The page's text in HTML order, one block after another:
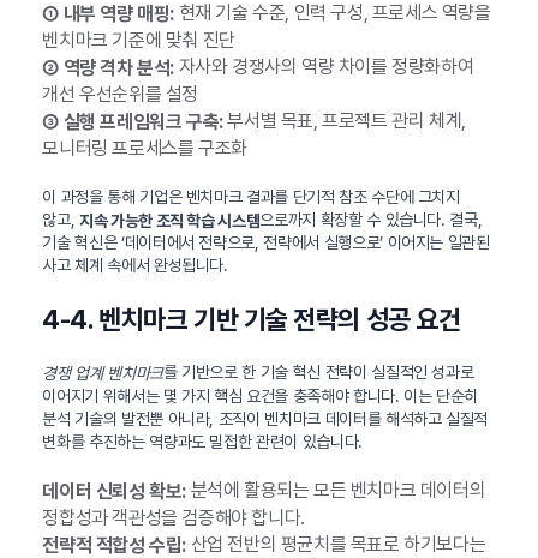
① 내부 역량 매핑:현재 기술 수준, 인력 구성, 프로세스 역량을
벤치마크 기준에 맞춰 진단
② 역량 격차 분석:자사와 경쟁사의 역량 차이를 정량화하여
개선 우선순위를 설정
③ 실행 프레임워크 구축:부서별 목표, 프로젝트 관리 체계,
모니터링 프로세스를 구조화
이 과정을 통해 기업은 벤치마크 결과를 단기적 참조 수단에 그치지
않고, 지속 가능한 조직 학습 시스템으로까지 확장할 수 있습니다. 결국,
기술 혁신은 ‘데이터에서 전략으로, 전략에서 실행으로’ 이어지는 일관된
사고 체계 속에서 완성됩니다.
4-4. 벤치마크 기반 기술 전략의 성공 요건
경쟁 업계 벤치마크를 기반으로 한 기술 혁신 전략이 실질적인 성과로
이어지기 위해서는 몇 가지 핵심 요건을 충족해야 합니다. 이는 단순히
분석 기술의 발전뿐 아니라, 조직이 벤치마크 데이터를 해석하고 실질적
변화를 추진하는 역량과도 밀접한 관련이 있습니다.
데이터 신뢰성 확보:분석에 활용되는 모든 벤치마크 데이터의
정합성과 객관성을 검증해야 합니다.
전략적 적합성 수립:산업 전반의 평균치를 목표로 하기보다는